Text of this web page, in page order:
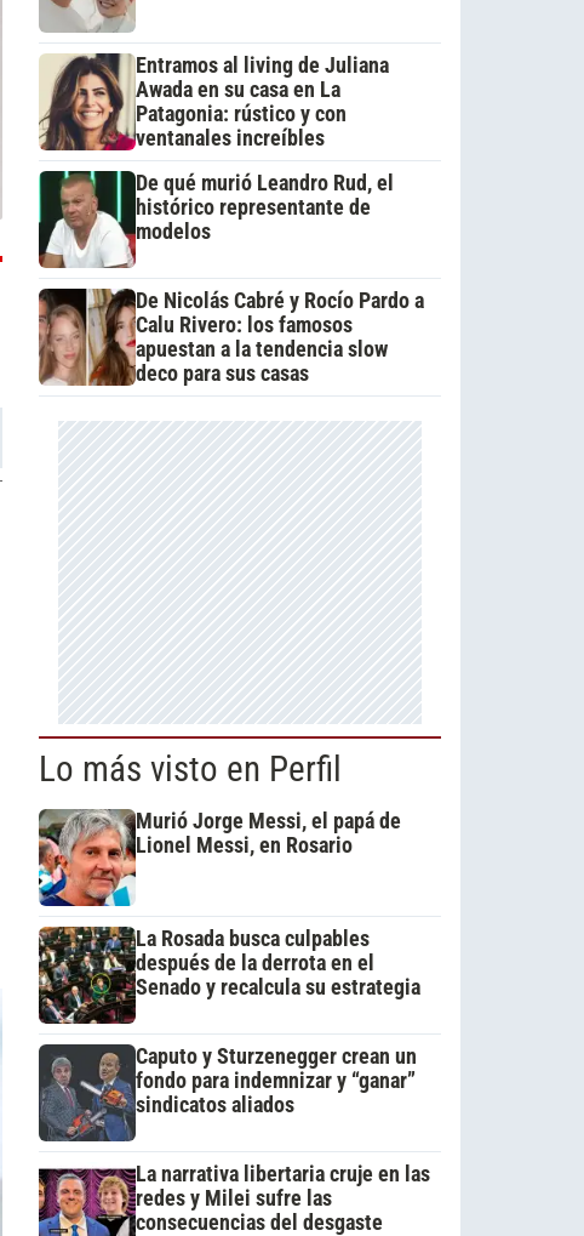
Entramos al living de Juliana
Awada en su casa en La
Patagonia: rústico y con
ventanales increíbles
De qué murió Leandro Rud, el
histórico representante de
modelos
De Nicolás Cabré y Rocío Pardo a
Calu Rivero: los famosos
apuestan a la tendencia slow
deco para sus casas
Lo más visto en Perfil
Murió Jorge Messi, el papá de
Lionel Messi, en Rosario
La Rosada busca culpables
después de la derrota en el
Senado y recalcula su estrategia
Caputo y Sturzenegger crean un
fondo para indemnizar y “ganar”
sindicatos aliados
La narrativa libertaria cruje en las
redes y Milei sufre las
consecuencias del desgaste